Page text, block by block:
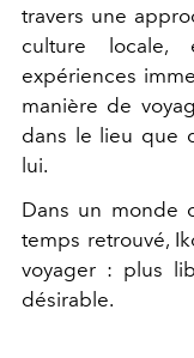
travers une
culture locale,
expériences
manière de
dans le lieu que
lui.
Dans un monde
temps retrouvé,
voyager : plus
désirable.